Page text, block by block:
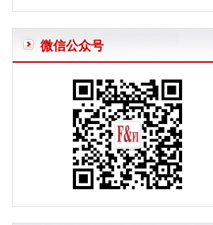
英文文题及摘要写作要求
正确使用表格中的空白—和0
有关微生物名称的一些说明
微信公众号